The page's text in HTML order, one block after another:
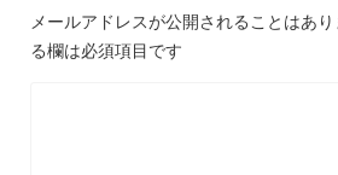
メールアドレスが公開されることはあり
る欄は必須項目です